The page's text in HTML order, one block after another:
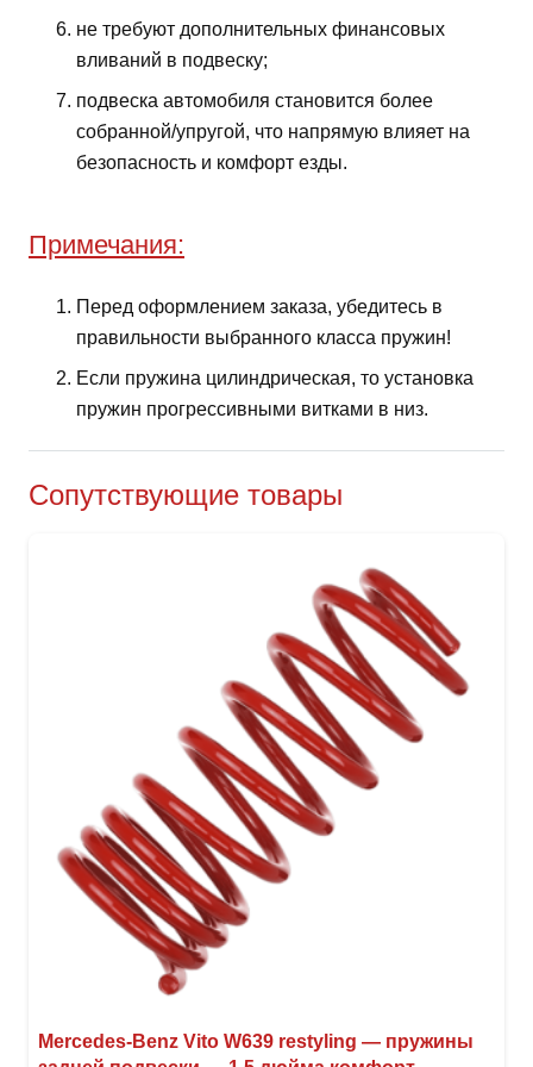
не требуют дополнительных финансовых
вливаний в подвеску;
подвеска автомобиля становится более
собранной/упругой, что напрямую влияет на
безопасность и комфорт езды.
Примечания:
Перед оформлением заказа, убедитесь в
правильности выбранного класса пружин!
Если пружина цилиндрическая, то установка
пружин прогрессивными витками в низ.
Сопутствующие товары
Mercedes-Benz Vito W639 restyling — пружины